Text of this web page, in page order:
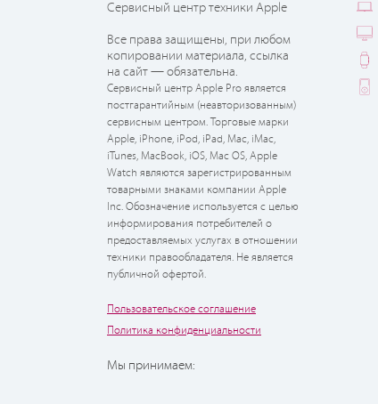
Сервисный центр техники Apple
Все права защищены, при любом
копировании материала, ссылка
на сайт — обязательна.
Сервисный центр Apple Pro является
постгарантийным (неавторизованным)
сервисным центром. Торговые марки
Apple, iPhone, iPod, iPad, Mac, iMac,
iTunes, MacBook, iOS, Mac OS, Apple
Watch являются зарегистрированным
товарными знаками компании Apple
Inc. Обозначение используется с целью
информирования потребителей о
предоставляемых услугах в отношении
техники правообладателя. Не является
публичной офертой.
Пользовательское соглашение
Политика конфиденциальности
Мы принимаем: